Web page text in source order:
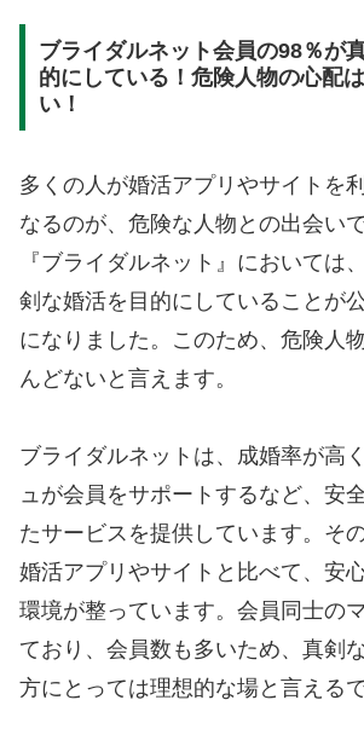
ブライダルネット会員の98％が
的にしている！危険人物の心配
い！
多くの人が婚活アプリやサイトを
なるのが、危険な人物との出会い
『ブライダルネット』においては
剣な婚活を目的にしていることが
になりました。このため、危険人
んどないと言えます。
ブライダルネットは、成婚率が高
ュが会員をサポートするなど、安
たサービスを提供しています。そ
婚活アプリやサイトと比べて、安
環境が整っています。会員同士の
ており、会員数も多いため、真剣
方にとっては理想的な場と言えるで